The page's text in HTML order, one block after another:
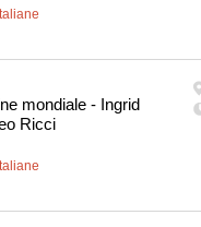
mondiale - Ingrid
Ricci